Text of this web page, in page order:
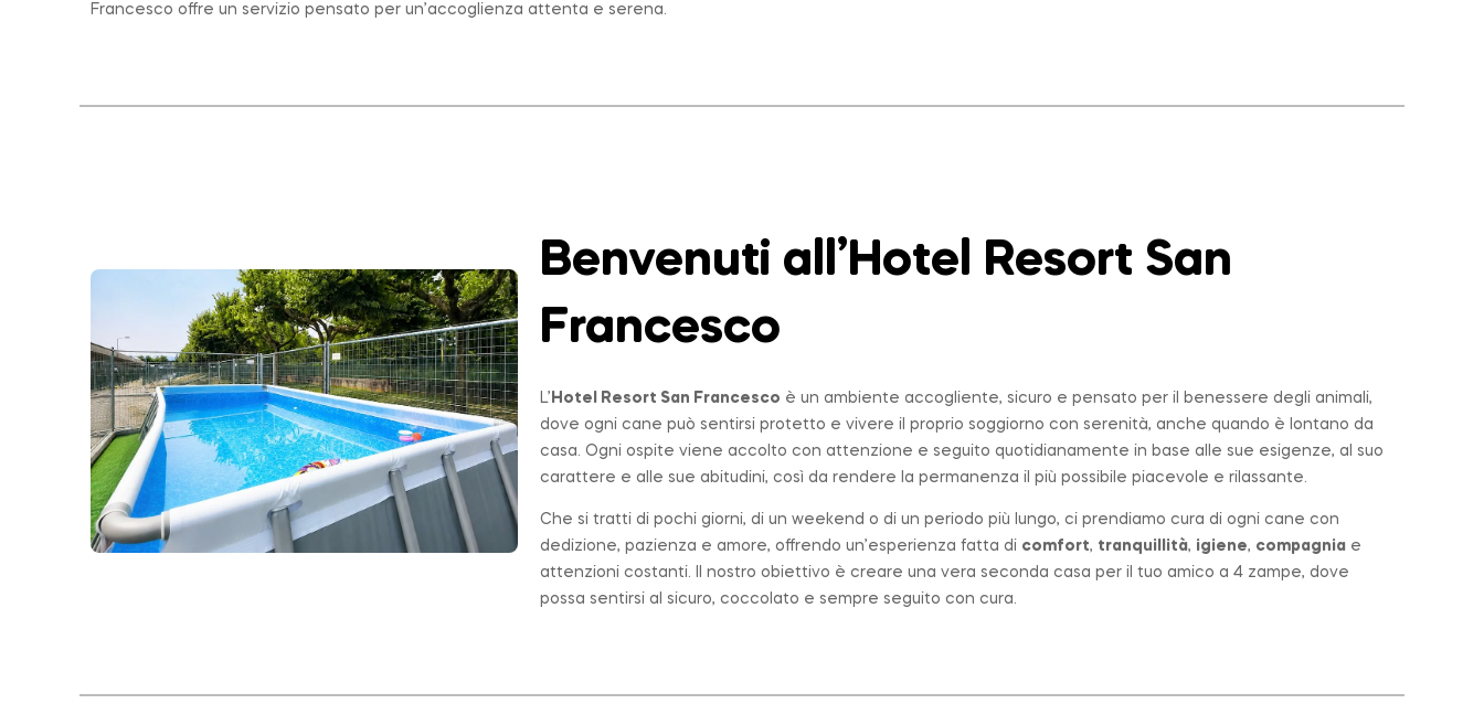
Francesco offre un servizio pensato per un’accoglienza attenta e serena.
Benvenuti all’Hotel Resort San
Francesco
L’ Hotel Resort San Francesco è un ambiente accogliente, sicuro e pensato per il benessere degli animali,
dove ogni cane può sentirsi protetto e vivere il proprio soggiorno con serenità, anche quando è lontano da
casa. Ogni ospite viene accolto con attenzione e seguito quotidianamente in base alle sue esigenze, al suo
carattere e alle sue abitudini, così da rendere la permanenza il più possibile piacevole e rilassante.
Che si tratti di pochi giorni, di un weekend o di un periodo più lungo, ci prendiamo cura di ogni cane con
dedizione, pazienza e amore, offrendo un’esperienza fatta di comfort, tranquillità, igiene, compagniae
attenzioni costanti. Il nostro obiettivo è creare una vera seconda casa per il tuo amico a 4 zampe, dove
possa sentirsi al sicuro, coccolato e sempre seguito con cura.